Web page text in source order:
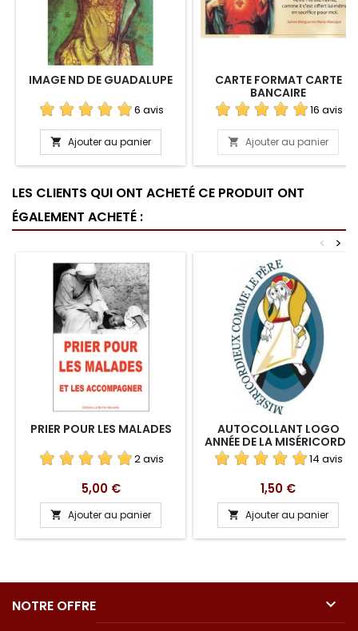
IMAGE ND DE GUADALUPE
6 avis
 Ajouter au panier
CARTE FORMAT CARTE
BANCAIRE
16 avis
 Ajouter au panier
LES CLIENTS QUI ONT ACHETÉ CE PRODUIT ONT
ÉGALEMENT ACHETÉ :
>
<
PRIER POUR LES MALADES
2 avis
Prix
5,00 €
 Ajouter au panier
AUTOCOLLANT LOGO
ANNÉE DE LA MISÉRICORDE
14 avis
Prix
1,50 €
 Ajouter au panier
NOTRE OFFRE 